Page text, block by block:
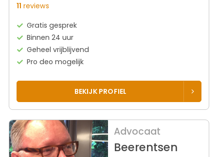
11 reviews
Gratis gesprek
Binnen 24 uur
Geheel vrijblijvend
Pro deo mogelijk
BEKIJK PROFIEL
Advocaat
Beerentsen